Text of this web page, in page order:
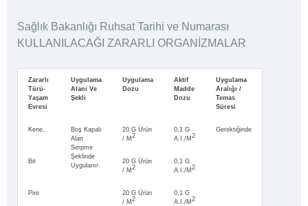
Sağlık Bakanlığı Ruhsat Tarihi ve Numarası
KULLANILACAĞI ZARARLI ORGANİZMALAR
Zararlı
Türü-
Yaşam
Evresi
Uygulama
Alanı Ve
Şekli
Uygulama
Dozu
Aktif
Madde
Dozu
Uygulama
Aralığı /
Temas
Süresi
Kene,
Boş Kapalı
Alan
Serpme
Şeklinde
Uygulanır.
20 G Ürün
/ M 2
0,1 G
A.i./m 2
Gerektiğinde
Bit
20 G Ürün
/ M 2
0,1 G
A.i./m 2
Pire
20 G Ürün
/ M 2
0,1 G
A.i./m 2